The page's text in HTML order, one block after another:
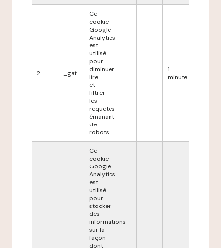
2 _gat
Ce
cookie
Google
Analytics
est
utilisé
pour
diminuer
lire
et
filtrer
les
requêtes
émanant
de
robots.
1
minute
Ce
cookie
Google
Analytics
est
utilisé
pour
stocker
des
informations
sur la
façon
dont